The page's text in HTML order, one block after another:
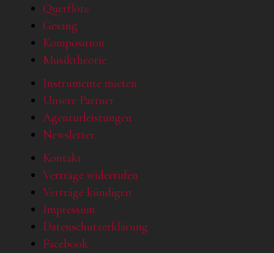
Querflöte
Gesang
Komposition
Musiktheorie
Instrumente mieten
Unsere Partner
Agenturleistungen
Newsletter
Kontakt
Verträge widerrufen
Verträge kündigen
Impressum
Datenschutzerklärung
Facebook